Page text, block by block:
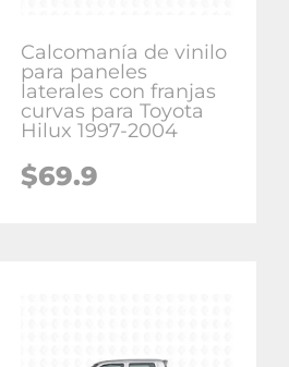
Calcomanía de vinilo
para paneles
laterales con franjas
curvas para Toyota
Hilux 1997-2004
$69.9